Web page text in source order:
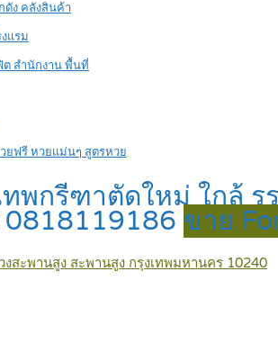
ดัง คลังสินค้า
แรม
สำนักงาน พื้นที่
ยฟรี หวยแม่นๆ สูตรหวย
ทพกรีฑาตัดใหม่ ใกล้
0818119186 ขาย
สะพานสูง สะพานสูง กรุงเทพมหานคร 10240